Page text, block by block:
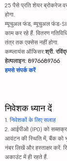
25 पैसे प्रति शेयर ब्रोकरेज
होगा.
म्यूचुअल फंड, म्यूचुअल फंड-
काम कर रहे हैं. वितरण
तंत्र तक एक्सेस नहीं होगा.
कम्प्लायंस ऑफिसर:श्री.
हेल्पलाइन: 8976689766
हमसे संपर्क करें
निवेशक ध्यान दें
1. निवेशकों के लिए सलाह
2. आईपीओ (IPO) को
आवंटन की स्थिति में, बैंक को
नंबर लिखें और हस्ताक्षर करें.
अकाउंट में ही रहते हैं.